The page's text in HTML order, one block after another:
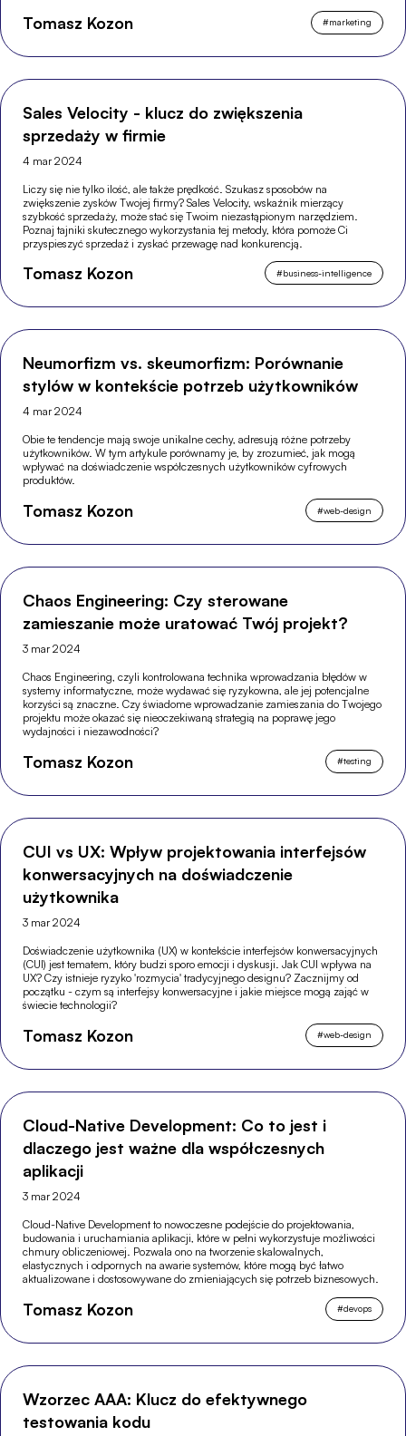
Tomasz Kozon #marketing
Sales Velocity - klucz do zwiększenia
sprzedaży w firmie
4 mar 2024
Liczy się nie tylko ilość, ale także prędkość. Szukasz sposobów na
zwiększenie zysków Twojej firmy? Sales Velocity, wskaźnik mierzący
szybkość sprzedaży, może stać się Twoim niezastąpionym narzędziem.
Poznaj tajniki skutecznego wykorzystania tej metody, która pomoże Ci
przyspieszyć sprzedaż i zyskać przewagę nad konkurencją.
Tomasz Kozon #business-intelligence
Neumorfizm vs. skeumorfizm: Porównanie
stylów w kontekście potrzeb użytkowników
4 mar 2024
Obie te tendencje mają swoje unikalne cechy, adresują różne potrzeby
użytkowników. W tym artykule porównamy je, by zrozumieć, jak mogą
wpływać na doświadczenie współczesnych użytkowników cyfrowych
produktów.
Tomasz Kozon #web-design
Chaos Engineering: Czy sterowane
zamieszanie może uratować Twój projekt?
3 mar 2024
Chaos Engineering, czyli kontrolowana technika wprowadzania błędów w
systemy informatyczne, może wydawać się ryzykowna, ale jej potencjalne
korzyści są znaczne. Czy świadome wprowadzanie zamieszania do Twojego
projektu może okazać się nieoczekiwaną strategią na poprawę jego
wydajności i niezawodności?
Tomasz Kozon #testing
CUI vs UX: Wpływ projektowania interfejsów
konwersacyjnych na doświadczenie
użytkownika
3 mar 2024
Doświadczenie użytkownika (UX) w kontekście interfejsów konwersacyjnych
(CUI) jest tematem, który budzi sporo emocji i dyskusji. Jak CUI wpływa na
UX? Czy istnieje ryzyko 'rozmycia' tradycyjnego designu? Zacznijmy od
początku - czym są interfejsy konwersacyjne i jakie miejsce mogą zająć w
świecie technologii?
Tomasz Kozon #web-design
Cloud-Native Development: Co to jest i
dlaczego jest ważne dla współczesnych
aplikacji
3 mar 2024
Cloud-Native Development to nowoczesne podejście do projektowania,
budowania i uruchamiania aplikacji, które w pełni wykorzystuje możliwości
chmury obliczeniowej. Pozwala ono na tworzenie skalowalnych,
elastycznych i odpornych na awarie systemów, które mogą być łatwo
aktualizowane i dostosowywane do zmieniających się potrzeb biznesowych.
Tomasz Kozon #devops
Wzorzec AAA: Klucz do efektywnego
testowania kodu